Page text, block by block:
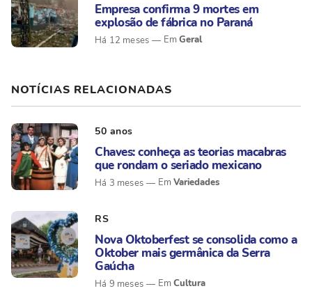
Empresa confirma 9 mortes em
explosão de fábrica no Paraná
Há 12 meses Geral
NOTÍCIAS RELACIONADAS
50 anos
Chaves: conheça as teorias macabras
que rondam o seriado mexicano
Há 3 meses Variedades
RS
Nova Oktoberfest se consolida como a
Oktober mais germânica da Serra
Gaúcha
Há 9 meses Cultura